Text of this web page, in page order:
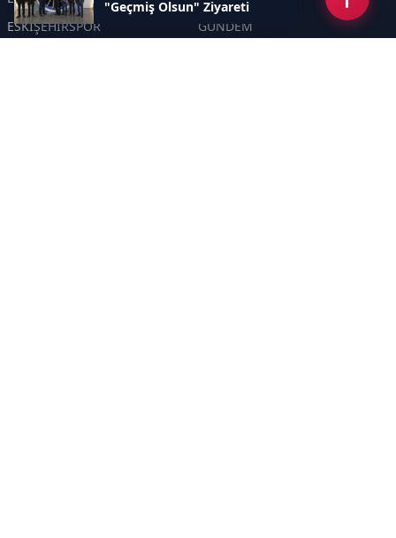
"Geçmiş Olsun" Ziyareti
ESKİŞEHİRSPOR
GÜNDEM